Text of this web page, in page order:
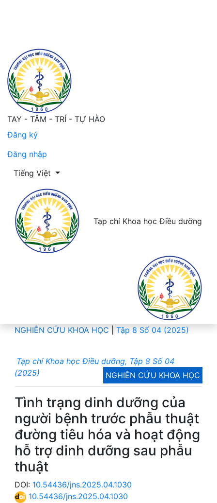
TAY - TÂM - TRÍ - TỰ HÀO
Đăng ký
Đăng nhập
Thay đổi ngôn ngữ. Ngôn ngữ hiện tại là:
Tiếng Việt
Tạp chí Khoa học Điều dưỡng
NGHIÊN CỨU KHOA HỌC Tập 8 Số 04 (2025)
Tạp chí Khoa học Điều dưỡng, Tập 8 Số 04
(2025)
NGHIÊN CỨU KHOA HỌC
Tình trạng dinh dưỡng của
người bệnh trước phẫu thuật
đường tiêu hóa và hoạt động
hỗ trợ dinh dưỡng sau phẫu
thuật
DOI: 10.54436/jns.2025.04.1030
10.54436/jns.2025.04.1030